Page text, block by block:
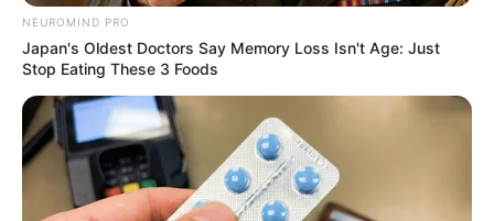
NEUROMIND PRO
Japan's Oldest Doctors Say Memory Loss Isn't Age: Just
Stop Eating These 3 Foods